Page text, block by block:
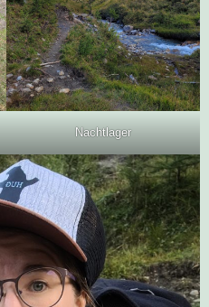
Nachtlager